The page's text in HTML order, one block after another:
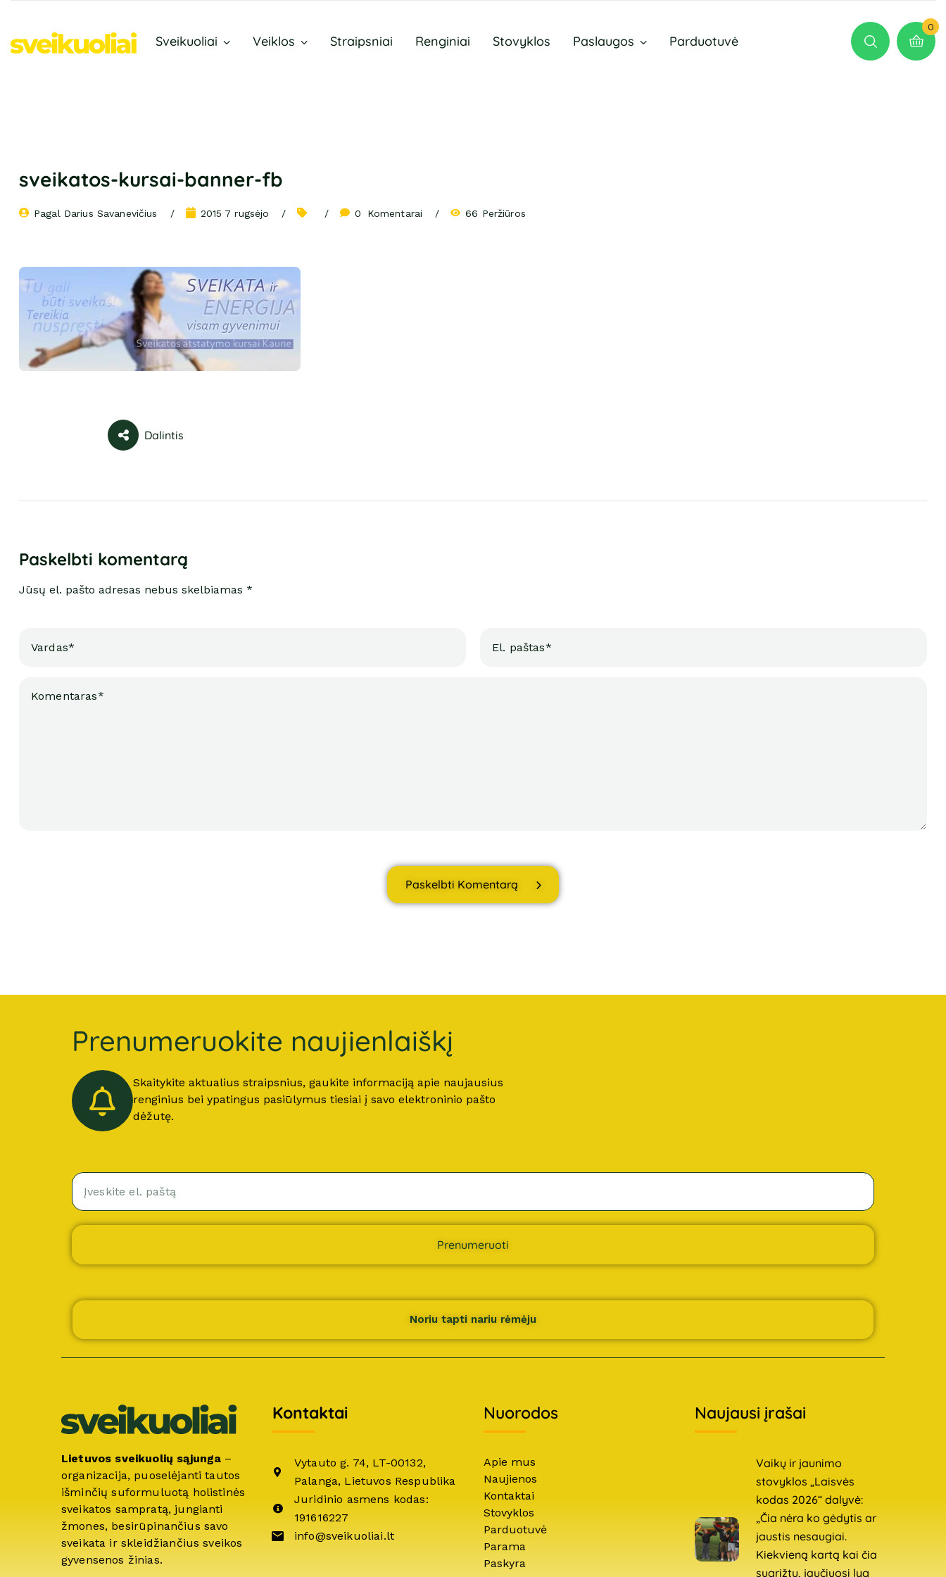
Sveikuoliai Veiklos Straipsniai Renginiai Stovyklos Paslaugos Parduotuvė
0
sveikatos-kursai-banner-fb
Pagal Darius Savanevičius 2015 7 rugsėjo 0 Komentarai 66 Peržiūros
Dalintis
Paskelbti komentarą
Jūsų el. pašto adresas nebus skelbiamas *
Paskelbti Komentarą
Prenumeruokite naujienlaiškį
Skaitykite aktualius straipsnius, gaukite informaciją apie naujausius
renginius bei ypatingus pasiūlymus tiesiai į savo elektroninio pašto
dėžutę.
Prenumeruoti
Noriu tapti nariu rėmėju
Lietuvos sveikuolių sąjunga –
organizacija, puoselėjanti tautos
išminčių suformuluotą holistinės
sveikatos sampratą, jungianti
žmones, besirūpinančius savo
sveikata ir skleidžiančius sveikos
gyvensenos žinias.
Kontaktai
Vytauto g. 74, LT-00132,
Palanga, Lietuvos Respublika
Juridinio asmens kodas:
191616227
info@sveikuoliai.lt
Nuorodos
Apie mus
Naujienos
Kontaktai
Stovyklos
Parduotuvė
Parama
Paskyra
Naujausi įrašai
Vaikų ir jaunimo
stovyklos „Laisvės
kodas 2026“ dalyvė:
„Čia nėra ko gėdytis ar
jaustis nesaugiai.
Kiekvieną kartą kai čia
sugrįžtu, jaučiuosi lyg